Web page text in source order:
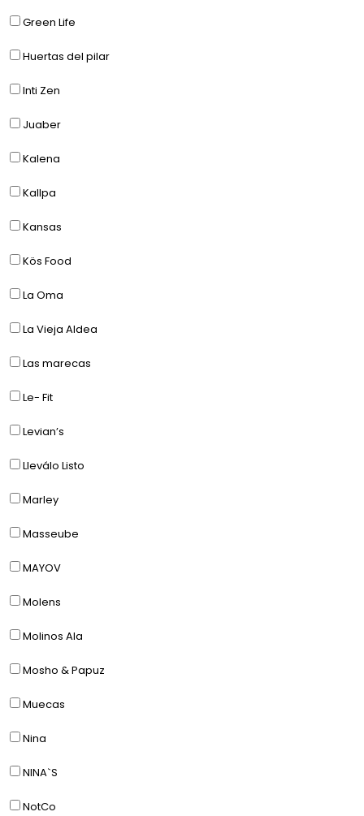
Green Life
Huertas del pilar
Inti Zen
Juaber
Kalena
Kallpa
Kansas
Kös Food
La Oma
La Vieja Aldea
Las marecas
Le- Fit
Levian’s
Lleválo Listo
Marley
Masseube
MAYOV
Molens
Molinos Ala
Mosho & Papuz
Muecas
Nina
NINA`S
NotCo